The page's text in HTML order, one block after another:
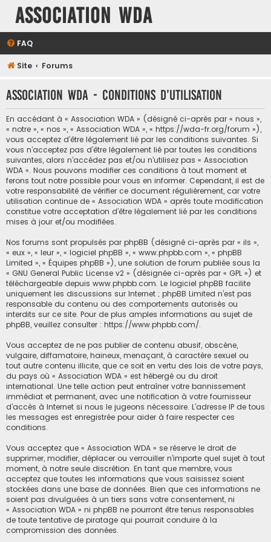
Association WDA
FAQ
Site Forums
Association WDA - Conditions d’utilisation
En accédant à « Association WDA » (désigné ci-après par « nous »,
« notre », « nos », « Association WDA », « https://wda-fr.org/forum »),
vous acceptez d’être légalement lié par les conditions suivantes. Si
vous n’acceptez pas d’être légalement lié par toutes les conditions
suivantes, alors n’accédez pas et/ou n’utilisez pas « Association
WDA ». Nous pouvons modifier ces conditions à tout moment et
ferons tout notre possible pour vous en informer. Cependant, il est de
votre responsabilité de vérifier ce document régulièrement, car votre
utilisation continue de « Association WDA » après toute modification
constitue votre acceptation d’être légalement lié par les conditions
mises à jour et/ou modifiées.
Nos forums sont propulsés par phpBB (désigné ci-après par « ils »,
« eux », « leur », « logiciel phpBB », « www.phpbb.com », « phpBB
Limited », « Équipes phpBB »), une solution de forum publiée sous la
« GNU General Public License v2 » (désignée ci-après par « GPL ») et
téléchargeable depuis www.phpbb.com. Le logiciel phpBB facilite
uniquement les discussions sur Internet ; phpBB Limited n’est pas
responsable du contenu ou des comportements autorisés ou
interdits sur ce site. Pour de plus amples informations au sujet de
phpBB, veuillez consulter : https://www.phpbb.com/.
Vous acceptez de ne pas publier de contenu abusif, obscène,
vulgaire, diffamatoire, haineux, menaçant, à caractère sexuel ou
tout autre contenu illicite, que ce soit en vertu des lois de votre pays,
du pays où « Association WDA » est hébergé ou du droit
international. Une telle action peut entraîner votre bannissement
immédiat et permanent, avec une notification à votre fournisseur
d’accès à Internet si nous le jugeons nécessaire. L’adresse IP de tous
les messages est enregistrée pour aider à faire respecter ces
conditions.
Vous acceptez que « Association WDA » se réserve le droit de
supprimer, modifier, déplacer ou verrouiller n’importe quel sujet à tout
moment, à notre seule discrétion. En tant que membre, vous
acceptez que toutes les informations que vous saisissez soient
stockées dans une base de données. Bien que ces informations ne
soient pas divulguées à un tiers sans votre consentement, ni
« Association WDA » ni phpBB ne pourront être tenus responsables
de toute tentative de piratage qui pourrait conduire à la
compromission des données.